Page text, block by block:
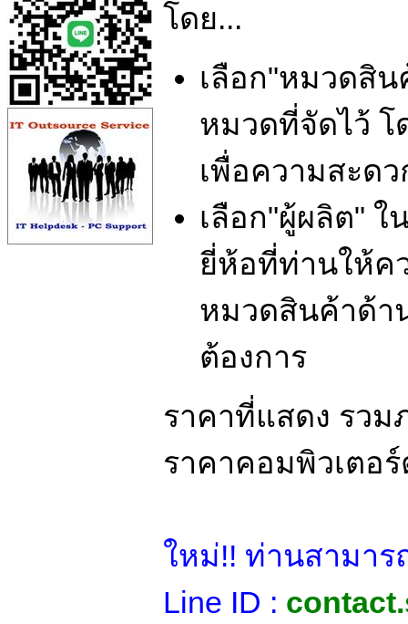
โดย...
เลือก"หมวดสิ
หมวดที่จัดไว้
เพื่อความสะดว
เลือก"ผู้ผลิต"
ยี่ห้อที่ท่านให้ค
หมวดสินค้าด้า
ต้องการ
ราคาที่แสดง รว
ราคาคอมพิวเตอ
ใหม่!! ท่านสามาร
Line ID :